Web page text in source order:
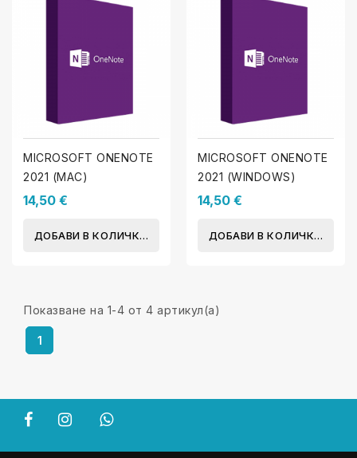
MICROSOFT ONENOTE
2021 (MAC)
14,50 €
ДОБАВИ В КОЛИЧКАТА
MICROSOFT ONENOTE
2021 (WINDOWS)
14,50 €
ДОБАВИ В КОЛИЧКАТА
Показване на 1-4 от 4 артикул(а)
1